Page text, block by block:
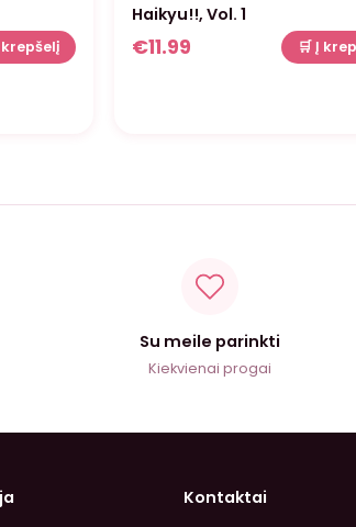
krepšelį
Haikyu!!, Vol. 1
€11.99 🛒 Į
Su meile parinkti
Kiekvienai progai
Kontaktai